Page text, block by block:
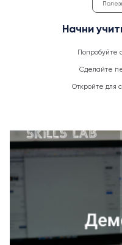
Начни
Попробуйте
Сделайте
Откройте для